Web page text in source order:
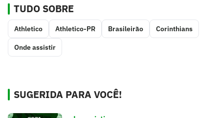
TUDO SOBRE
Athletico Athletico-PR Brasileirão Corinthians
Onde assistir
SUGERIDA PARA VOCÊ!